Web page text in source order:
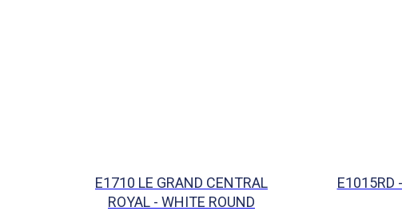
E1710 LE GRAND CENTRAL
ROYAL - WHITE ROUND
E1015RD